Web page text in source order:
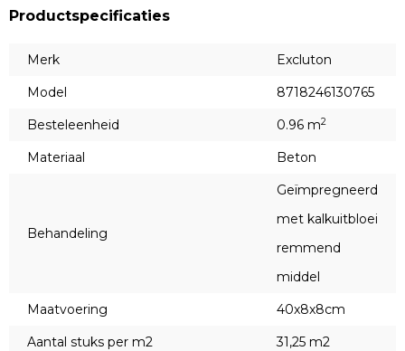
Productspecificaties
Merk
Excluton
Model
8718246130765
Besteleenheid
0.96 m2
Materiaal Beton
Behandeling
Geïmpregneerd
met kalkuitbloei
remmend
middel
Maatvoering
40x8x8cm
Aantal stuks per m2
31,25 m2